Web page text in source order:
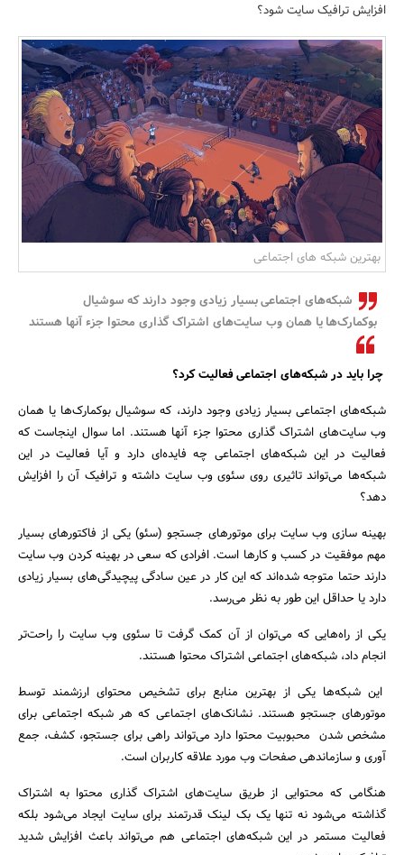
مسکن و ساختمان
افزایش ترافیک سایت شود؟
بهترین شبکه های اجتماعی
شبکه‌های اجتماعی بسیار زیادی وجود دارند که سوشیال
بوکمارک‌ها یا همان وب سایت‌های اشتراک گذاری محتوا جزء آنها هستند
چرا باید در شبکه‌های اجتماعی فعالیت کرد؟
شبکه‌های اجتماعی بسیار زیادی وجود دارند، که سوشیال بوکمارک‌ها یا همان
وب سایت‌های اشتراک گذاری محتوا جزء آنها هستند. اما سوال اینجاست که
فعالیت در این شبکه‌های اجتماعی چه فایده‌ای دارد و آیا فعالیت در این
شبکه‌ها می‌تواند تاثیری روی سئوی وب سایت داشته و ترافیک آن را افزایش
دهد؟
بهینه سازی وب سایت برای موتورهای جستجو (سئو) یکی از فاکتورهای بسیار
مهم موفقیت در کسب و کارها است. افرادی که سعی در بهینه کردن وب سایت
دارند حتما متوجه شده‌اند که این کار در عین سادگی پیچیدگی‌های بسیار زیادی
دارد یا حداقل این طور به نظر می‌رسد.
یکی از راه‌هایی که می‌توان از آن کمک گرفت تا سئوی وب سایت را راحت‌تر
انجام داد، شبکه‌های اجتماعی اشتراک محتوا هستند.
این شبکه‌ها یکی از بهترین منابع برای تشخیص محتوای ارزشمند توسط
موتورهای جستجو هستند. نشانک‌های اجتماعی که هر شبکه اجتماعی برای
مشخص شدن محبوبیت محتوا دارد می‌تواند راهی برای جستجو، کشف، جمع
آوری و سازماندهی صفحات وب مورد علاقه کاربران است.
هنگامی که محتوایی از طریق سایت‌های اشتراک گذاری محتوا به اشتراک
گذاشته می‌شود نه تنها یک بک لینک قدرتمند برای سایت ایجاد می‌شود بلکه
فعالیت مستمر در این شبکه‌های اجتماعی هم می‌تواند باعث افزایش شدید